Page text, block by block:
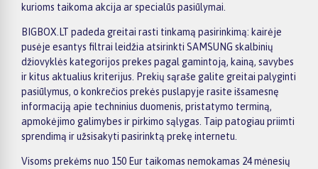
kurioms taikoma akcija ar specialūs pasiūlymai.
BIGBOX.LT padeda greitai rasti tinkamą pasirinkimą: kairėje
pusėje esantys filtrai leidžia atsirinkti SAMSUNG skalbinių
džiovyklės kategorijos prekes pagal gamintoją, kainą, savybes
ir kitus aktualius kriterijus. Prekių sąraše galite greitai palyginti
pasiūlymus, o konkrečios prekės puslapyje rasite išsamesnę
informaciją apie techninius duomenis, pristatymo terminą,
apmokėjimo galimybes ir pirkimo sąlygas. Taip patogiau priimti
sprendimą ir užsisakyti pasirinktą prekę internetu.
Visoms prekėms nuo 150 Eur taikomas nemokamas 24 mėnesių